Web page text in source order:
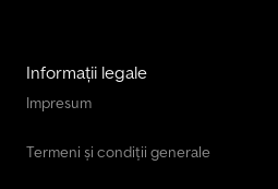
Informații legale
Impresum
Termeni și condiții generale